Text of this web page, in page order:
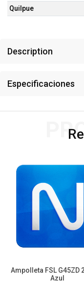
Quilpue
Description
Especificaciones
Ampolleta FSL G45ZD
Azul